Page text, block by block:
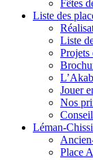
Fêtes
Liste des
Liste
Projets
Jouer
Nos
Léman-
Place